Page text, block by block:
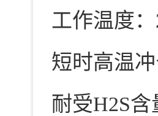
工作温度
短时高温
耐受H2S含